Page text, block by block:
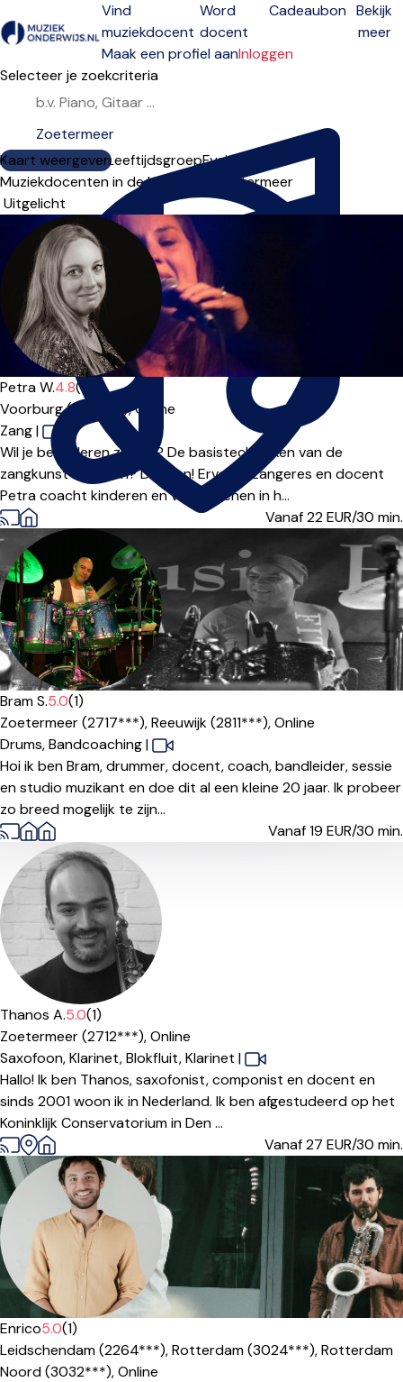
Open menu
Vind
muziekdocent
Word
docent
Cadeaubon Bekijk
meer
Maak een profiel aanInloggen
Selecteer je zoekcriteria
Kaart weergeven
LesdagenNiveauLeeftijdsgroepFysiek
Muziekdocenten in de buurt van Zoetermeer
Sorteervolgorde
Petra W.4.8(6)
Voorburg (2271***),Online
Zang|
Wil je beter leren zingen? De basistechnieken van de
zangkunst aanleren? Dat kan! Ervaren zangeres en docent
Petra coacht kinderen en volwassenen in h...
Vanaf 22EUR/30 min.
Bram S.5.0(1)
Zoetermeer (2717***),Reeuwijk (2811***),Online
Drums,Bandcoaching|
Hoi ik ben Bram, drummer, docent, coach, bandleider, sessie
en studio muzikant en doe dit al een kleine 20 jaar. Ik probeer
zo breed mogelijk te zijn...
Vanaf 19 EUR/30 min.
Thanos A.5.0(1)
Zoetermeer (2712***),Online
Saxofoon,Klarinet,Blokfluit,Klarinet |
Hallo! Ik ben Thanos, saxofonist, componist en docent en
sinds 2001 woon ik in Nederland. Ik ben afgestudeerd op het
Koninklijk Conservatorium in Den ...
Vanaf 27 EUR/30 min.
Enrico5.0(1)
Leidschendam (2264***),Rotterdam (3024***),Rotterdam
Noord (3032***),Online